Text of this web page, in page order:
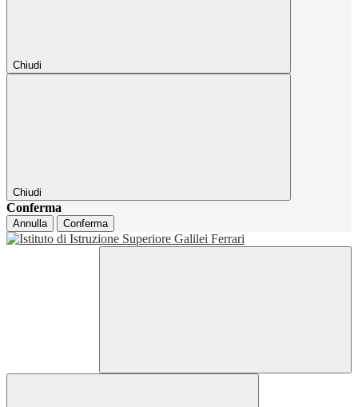
Chiudi
Chiudi
Conferma
Annulla Conferma